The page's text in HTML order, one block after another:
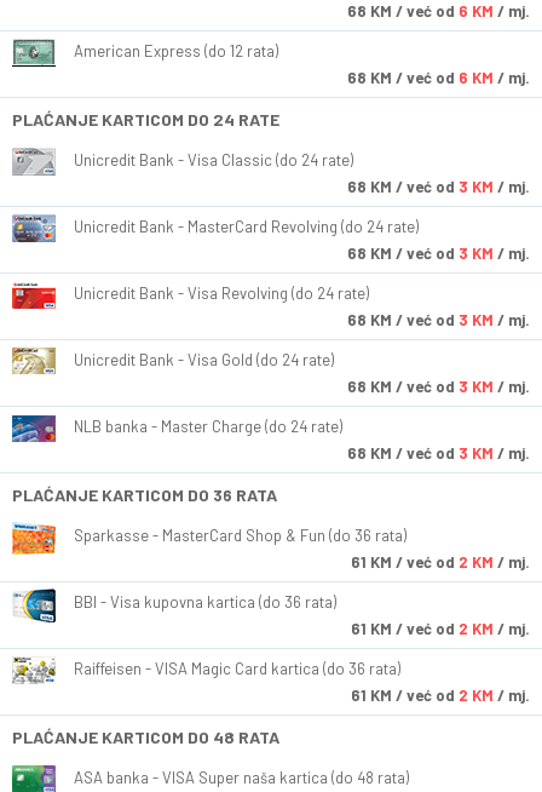
68 KM / već od 6 KM / mj.
American Express (do 12 rata)
68 KM / već od 6 KM / mj.
PLAĆANJE KARTICOM DO 24 RATE
Unicredit Bank - Visa Classic (do 24 rate)
68 KM / već od 3 KM / mj.
Unicredit Bank - MasterCard Revolving (do 24 rate)
68 KM / već od 3 KM / mj.
Unicredit Bank - Visa Revolving (do 24 rate)
68 KM / već od 3 KM / mj.
Unicredit Bank - Visa Gold (do 24 rate)
68 KM / već od 3 KM / mj.
NLB banka - Master Charge (do 24 rate)
68 KM / već od 3 KM / mj.
PLAĆANJE KARTICOM DO 36 RATA
Sparkasse - MasterCard Shop & Fun (do 36 rata)
61 KM / već od 2 KM / mj.
BBI - Visa kupovna kartica (do 36 rata)
61 KM / već od 2 KM / mj.
Raiffeisen - VISA Magic Card kartica (do 36 rata)
61 KM / već od 2 KM / mj.
PLAĆANJE KARTICOM DO 48 RATA
ASA banka - VISA Super naša kartica (do 48 rata)